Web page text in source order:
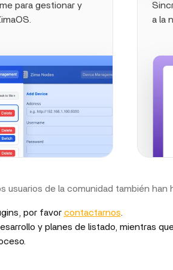
para gestionar y
a la
usuarios de la comunidad también
por favor contactarnos.
y planes de listado, mientras